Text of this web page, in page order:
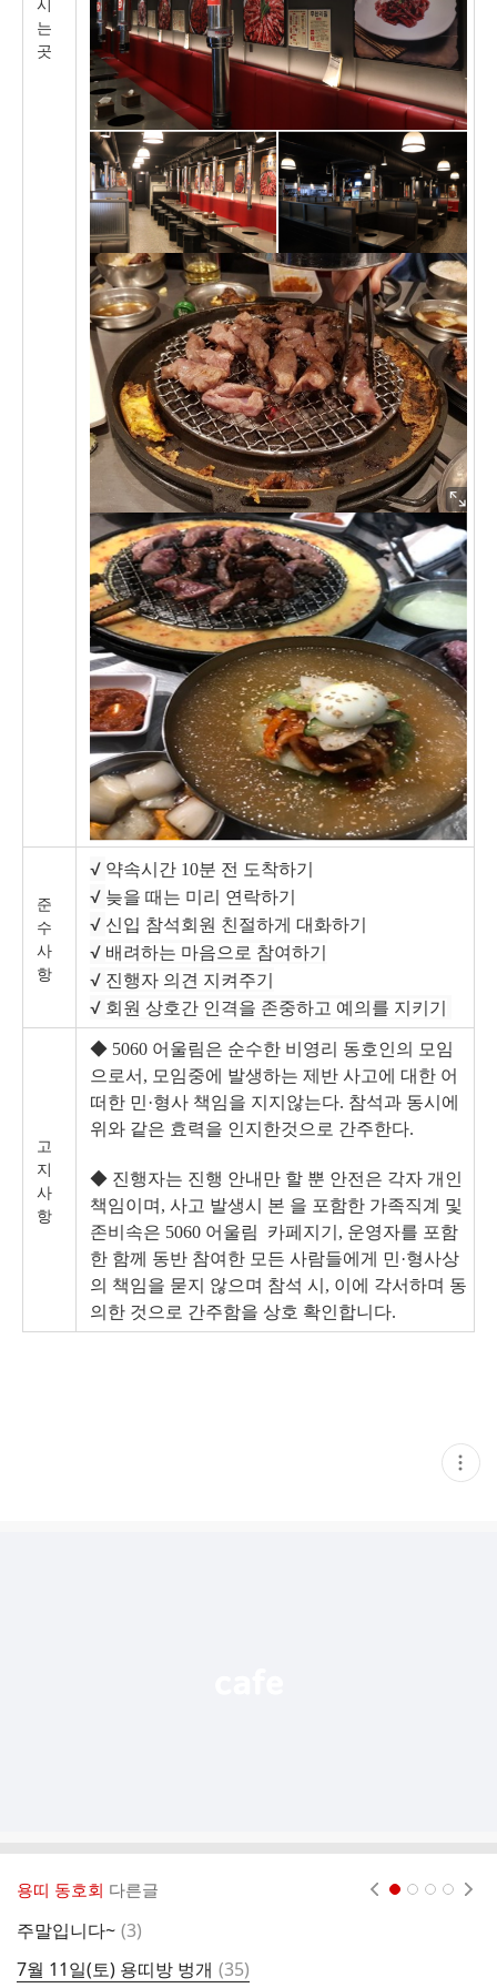
는
곳
준
수
사
항
√ 약속시간 10분 전 도착하기
√ 늦을 때는 미리 연락하기
√ 신입 참석회원 친절하게 대화하기
√ 배려하는 마음으로 참여하기
√ 진행자 의견 지켜주기
√ 회원 상호간 인격을 존중하고 예의를 지키기
고
지
사
항
◆ 5060 어울림은 순수한 비영리 동호인의 모임
으로서, 모임중에 발생하는 제반 사고에 대한 어
떠한 민·형사 책임을 지지않는다. 참석과 동시에
위와 같은 효력을 인지한것으로 간주한다.
◆ 진행자는 진행 안내만 할 뿐 안전은 각자 개인
책임이며, 사고 발생시 본 을 포함한 가족직계 및
존비속은 5060 어울림 카페지기, 운영자를 포함
한 함께 동반 참여한 모든 사람들에게 민·형사상
의 책임을 묻지 않으며 참석 시, 이에 각서하며 동
의한 것으로 간주함을 상호 확인합니다.
현
재
용띠 동호회 다른글
주말입니다~ 댓
(3)
7월 11일(토) 용띠방 벙개 댓
(35)